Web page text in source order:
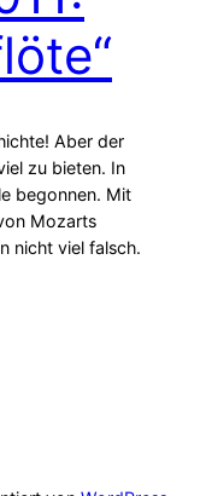
Aber der
zu bieten. In
begonnen. Mit
Mozarts
nicht viel falsch.